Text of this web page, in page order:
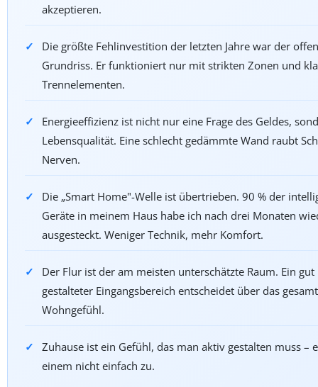
akzeptieren.
Die größte Fehlinvestition der letzten Jahre war der
Grundriss. Er funktioniert nur mit strikten Zonen und
Trennelementen.
Energieeffizienz ist nicht nur eine Frage des Geldes,
Lebensqualität. Eine schlecht gedämmte Wand raubt
Nerven.
Die „Smart Home"-Welle ist übertrieben. 90 % der
Geräte in meinem Haus habe ich nach drei Monaten
ausgesteckt. Weniger Technik, mehr Komfort.
Der Flur ist der am meisten unterschätzte Raum. Ein gut
gestalteter Eingangsbereich entscheidet über das
Wohngefühl.
Zuhause ist ein Gefühl, das man aktiv gestalten muss –
einem nicht einfach zu.